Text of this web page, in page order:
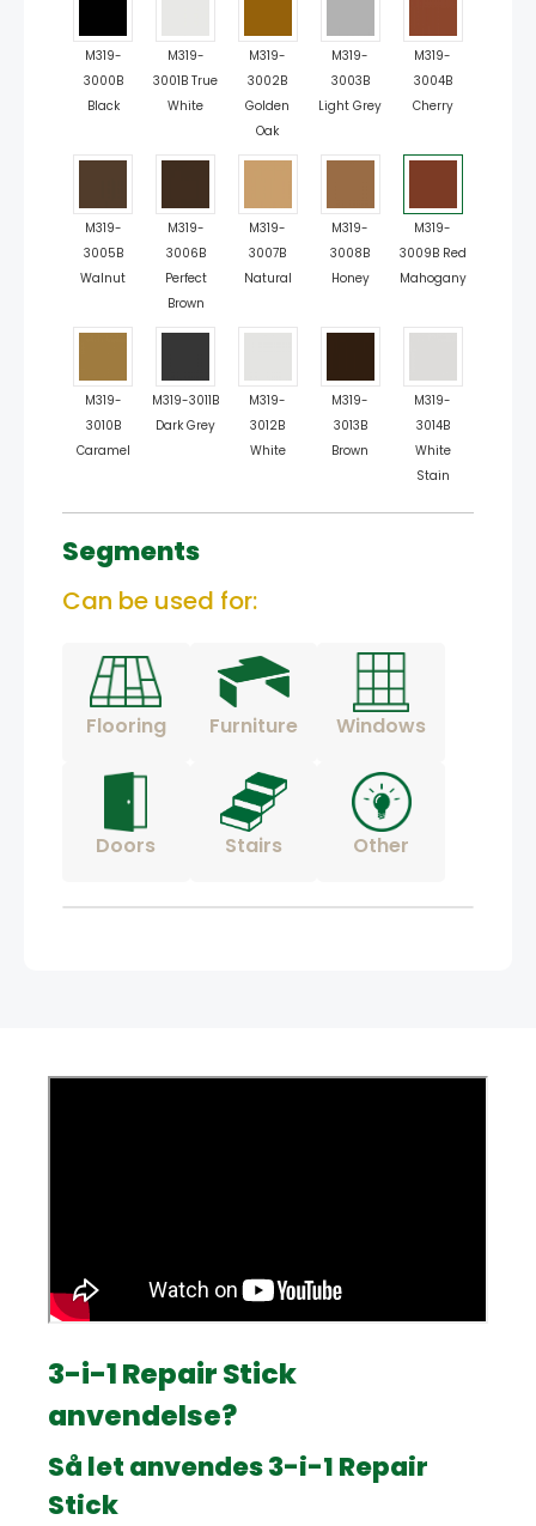
M319-
3000B
Black
M319-
3001B True
White
M319-
3002B
Golden
Oak
M319-
3003B
Light Grey
M319-
3004B
Cherry
M319-
3005B
Walnut
M319-
3006B
Perfect
Brown
M319-
3007B
Natural
M319-
3008B
Honey
M319-
3009B Red
Mahogany
M319-
3010B
Caramel
M319-3011B
Dark Grey
M319-
3012B
White
M319-
3013B
Brown
M319-
3014B
White
Stain
Segments
Can be used for:
Flooring Furniture Windows
Doors Stairs Other
3-i-1 Repair Stick
anvendelse?
Så let anvendes 3-i-1 Repair
Stick